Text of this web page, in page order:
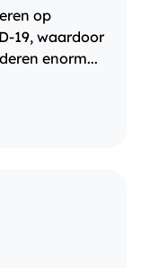
op
19, waardoor
enorm...